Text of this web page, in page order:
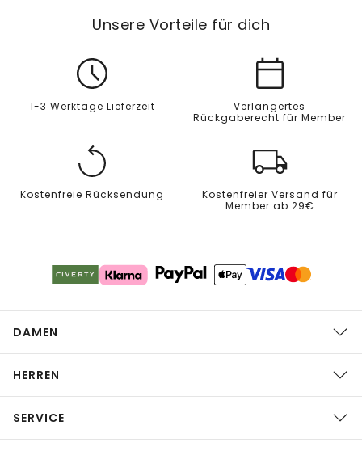
Unsere Vorteile für dich
1-3 Werktage Lieferzeit
Verlängertes
Rückgaberecht für Member
Kostenfreie Rücksendung
Kostenfreier Versand für
Member ab 29€
DAMEN
HERREN
SERVICE